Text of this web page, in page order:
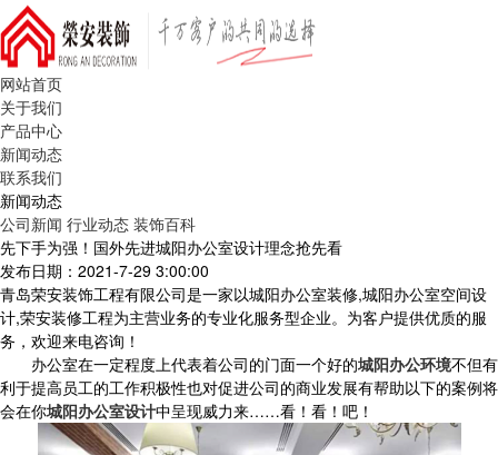
网站首页
关于我们
产品中心
新闻动态
联系我们
新闻动态
公司新闻 行业动态 装饰百科
先下手为强！国外先进城阳办公室设计理念抢先看
发布日期：2021-7-29 3:00:00
青岛荣安装饰工程有限公司是一家以城阳办公室装修,城阳办公室空间设
计,荣安装修工程为主营业务的专业化服务型企业。为客户提供优质的服
务，欢迎来电咨询！
办公室在一定程度上代表着公司的门面一个好的城阳办公环境不但有
利于提高员工的工作积极性也对促进公司的商业发展有帮助以下的案例将
会在你城阳办公室设计中呈现威力来……看！看！吧！